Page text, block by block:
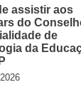
assistir aos
do
de
da